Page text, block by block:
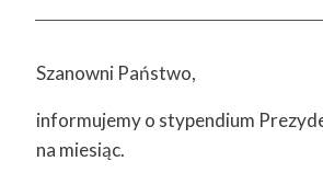
Szanowni Państwo,
informujemy o stypendium
na miesiąc.